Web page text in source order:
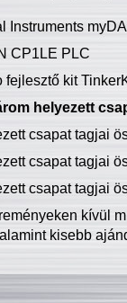
Instruments
CP1LE PLC
fejlesztő kit
helyezett
csapat tagjai
csapat tagjai
csapat tagjai
kívül
kisebb